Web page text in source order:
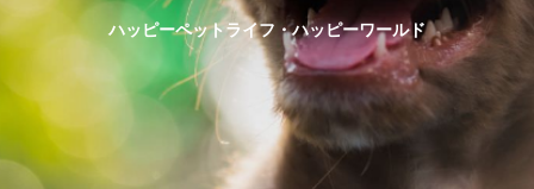
ハッピーペットライフ・ハッピーワールド